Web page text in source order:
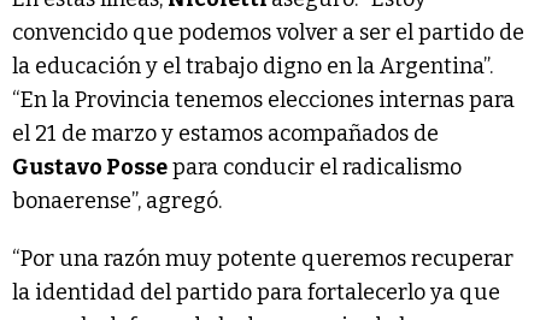
convencido que podemos volver a ser el partido de
la educación y el trabajo digno en la Argentina”.
“En la Provincia tenemos elecciones internas para
el 21 de marzo y estamos acompañados de
Gustavo Possepara conducir el radicalismo
bonaerense”, agregó.
“Por una razón muy potente queremos recuperar
la identidad del partido para fortalecerlo ya que